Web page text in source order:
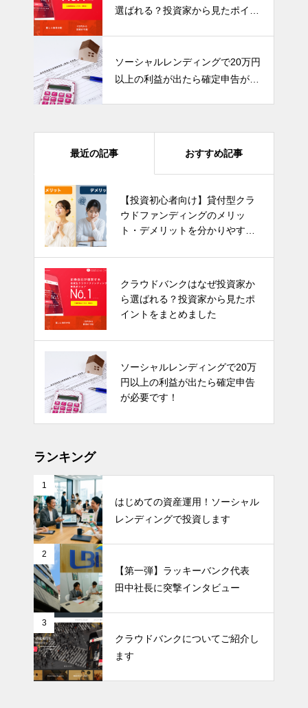
選ばれる？投資家から見たポイン
ソーシャルレンディングで20万円
以上の利益が出たら確定申告が必
最近の記事 おすすめ記事
【投資初心者向け】貸付型クラ
ウドファンディングのメリッ
ト・デメリットを分かりやすく
クラウドバンクはなぜ投資家か
ら選ばれる？投資家から見たポ
イントをまとめました
ソーシャルレンディングで20万
円以上の利益が出たら確定申告
が必要です！
ランキング
1
はじめての資産運用！ソーシャル
レンディングで投資します
2
【第一弾】ラッキーバンク代表
田中社長に突撃インタビュー
3
クラウドバンクについてご紹介し
ます